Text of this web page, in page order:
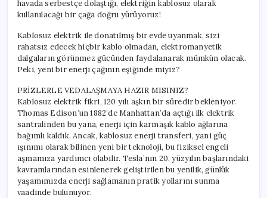
havada serbestçe dolaştığı, elektriğin kablosuz olarak
kullanılacağı bir çağa doğru yürüyoruz!
Kablosuz elektrik ile donatılmış bir evde uyanmak, sizi
rahatsız edecek hiçbir kablo olmadan, elektromanyetik
dalgaların görünmez gücünden faydalanarak mümkün olacak.
Peki, yeni bir enerji çağının eşiğinde miyiz?
PRİZLERLE VEDALAŞMAYA HAZIR MISINIZ?
Kablosuz elektrik fikri, 120 yılı aşkın bir süredir bekleniyor.
Thomas Edison’un 1882’de Manhattan’da açtığı ilk elektrik
santralinden bu yana, enerji için karmaşık kablo ağlarına
bağımlı kaldık. Ancak, kablosuz enerji transferi, yani güç
ışınımı olarak bilinen yeni bir teknoloji, bu fiziksel engeli
aşmamıza yardımcı olabilir. Tesla’nın 20. yüzyılın başlarındaki
kavramlarından esinlenerek geliştirilen bu yenilik, günlük
yaşamımızda enerji sağlamanın pratik yollarını sunma
vaadinde bulunuyor.